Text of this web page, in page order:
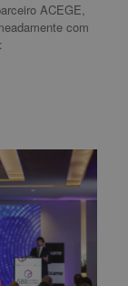
ACEGE,
com